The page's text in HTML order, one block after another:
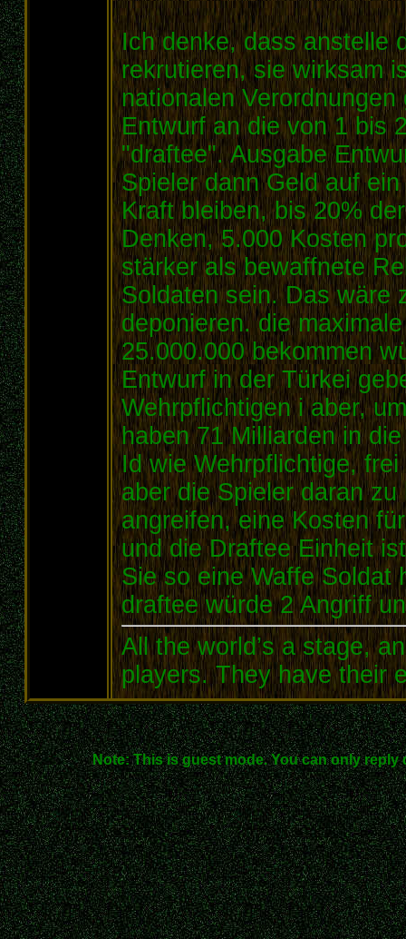
Ich denke, dass anstelle
rekrutieren, sie wirksam
nationalen
Entwurf an die von 1 bis
"draftee". Ausgabe
Spieler dann Geld auf
Kraft bleiben, bis 20%
Denken, 5.000 Kosten
stärker als bewaffnete
Soldaten sein. Das wäre
deponieren. die
25.000.000 bekommen
Entwurf in der Türkei
Wehrpflichtigen i aber,
haben 71 Milliarden in
Id wie Wehrpflichtige,
aber die Spieler daran
angreifen, eine Kosten
und die Draftee Einheit
Sie so eine Waffe Soldat
draftee würde 2 Angriff
All the world’s a stage,
players. They have their
Note: This is guest mode. You can only